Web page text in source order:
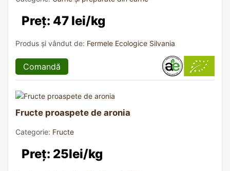
Preț: 47 lei/kg
Produs și vândut de: Fermele Ecologice Silvania
Comandă
Fructe proaspete de aronia
Categorie: Fructe
Preț: 25lei/kg